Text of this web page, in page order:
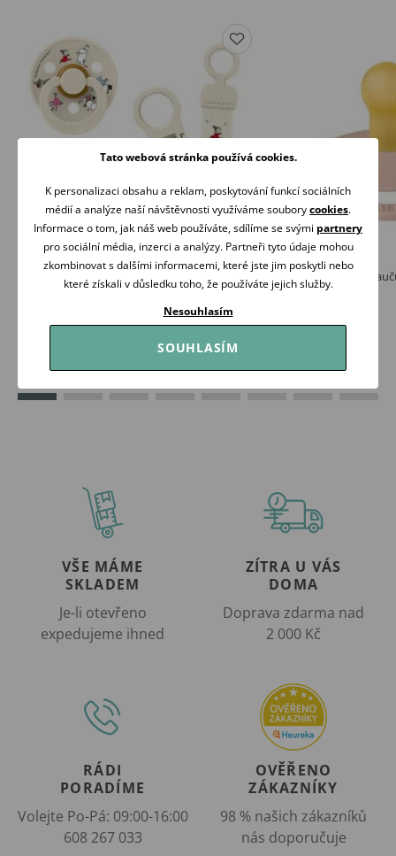
BIBS Moomin Dárkový set klip + dudlíky 6-
18m Ivory/Sage
Skladem
BIBS Colour dudlík
BLUSH
Skladem
VŠE MÁME
SKLADEM
Je-li otevřeno
expedujeme ihned
ZÍTRA U VÁS
DOMA
Doprava zdarma nad
2 000 Kč
RÁDI
PORADÍME
Volejte Po-Pá: 09:00-16:00
608 267 033
OVĚŘENO
ZÁKAZNÍKY
98 % našich zákazníků
nás doporučuje
Tato webová stránka používá cookies.
K personalizaci obsahu a reklam, poskytování funkcí sociálních
médií a analýze naší návštěvnosti využíváme souborycookies.
Informace o tom, jak náš web používáte, sdílíme se svými partnery
pro sociální média, inzerci a analýzy. Partneři tyto údaje mohou
zkombinovat s dalšími informacemi, které jste jim poskytli nebo
které získali v důsledku toho, že používáte jejich služby.
Nesouhlasím
SOUHLASÍM